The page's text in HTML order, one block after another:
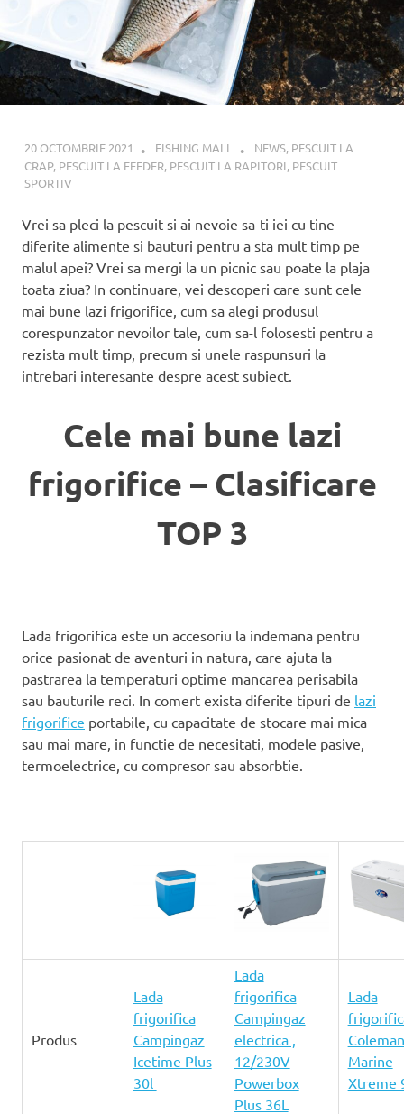
20 OCTOMBRIE 2021 FISHING MALL NEWS, PESCUIT LA
CRAP, PESCUIT LA FEEDER, PESCUIT LA RAPITORI, PESCUIT
SPORTIV
Vrei sa pleci la pescuit si ai nevoie sa-ti iei cu tine
diferite alimente si bauturi pentru a sta mult timp pe
malul apei? Vrei sa mergi la un picnic sau poate la plaja
toata ziua? In continuare, vei descoperi care sunt cele
mai bune lazi frigorifice, cum sa alegi produsul
corespunzator nevoilor tale, cum sa-l folosesti pentru a
rezista mult timp, precum si unele raspunsuri la
intrebari interesante despre acest subiect.
Cele mai bune lazi
frigorifice – Clasificare
TOP 3
Lada frigorifica este un accesoriu la indemana pentru
orice pasionat de aventuri in natura, care ajuta la
pastrarea la temperaturi optime mancarea perisabila
sau bauturile reci. In comert exista diferite tipuri de lazi
frigorifice portabile, cu capacitate de stocare mai mica
sau mai mare, in functie de necesitati, modele pasive,
termoelectrice, cu compresor sau absorbtie.
Produs
Lada
frigorifica
Campingaz
Icetime Plus
30l
Lada
frigorifica
Campingaz
electrica ,
12/230V
Powerbox
Plus 36L
Lada
Coleman
Marine
Xtreme